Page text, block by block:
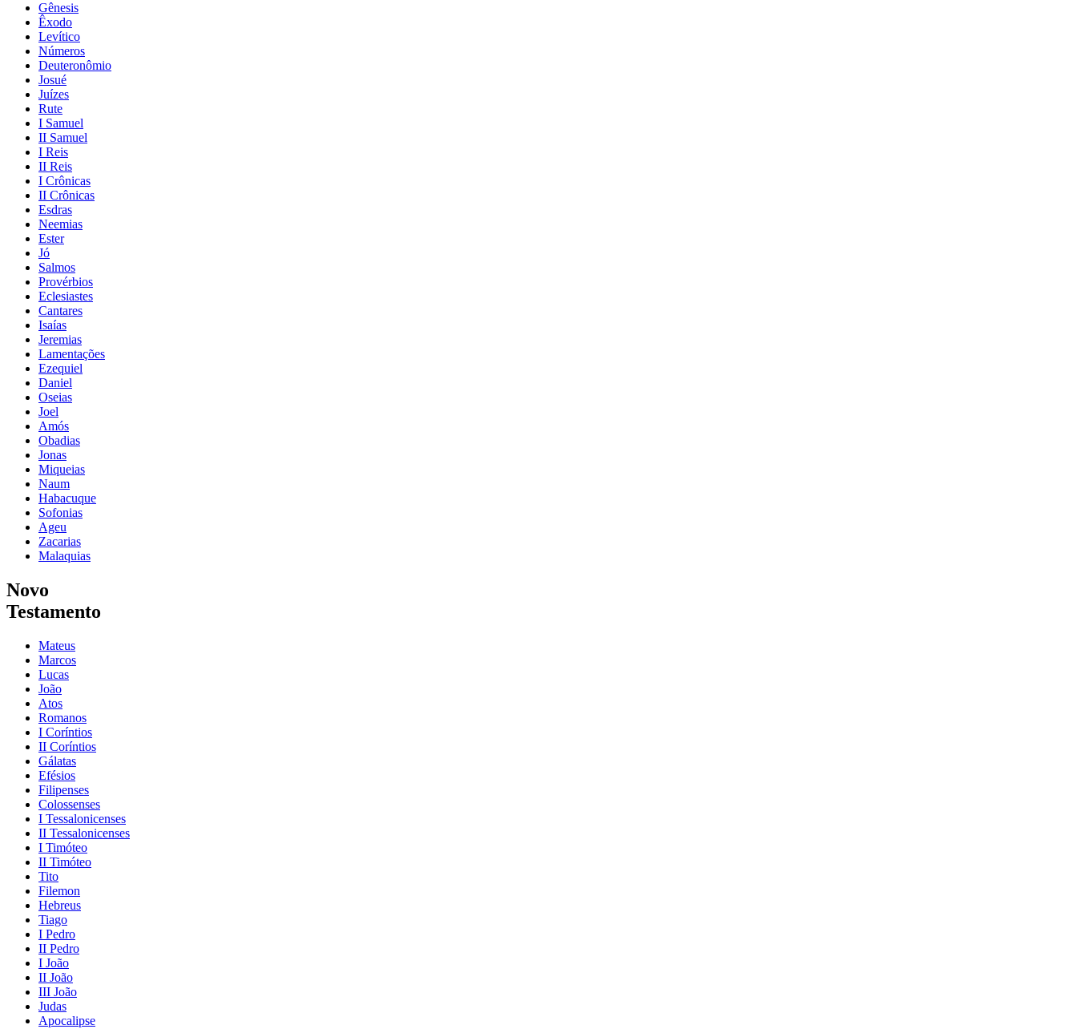
Gênesis
Êxodo
Levítico
Números
Deuteronômio
Josué
Juízes
Rute
I Samuel
II Samuel
I Reis
II Reis
I Crônicas
II Crônicas
Esdras
Neemias
Ester
Jó
Salmos
Provérbios
Eclesiastes
Cantares
Isaías
Jeremias
Lamentações
Ezequiel
Daniel
Oseias
Joel
Amós
Obadias
Jonas
Miqueias
Naum
Habacuque
Sofonias
Ageu
Zacarias
Malaquias
Novo
Testamento
Mateus
Marcos
Lucas
João
Atos
Romanos
I Coríntios
II Coríntios
Gálatas
Efésios
Filipenses
Colossenses
I Tessalonicenses
II Tessalonicenses
I Timóteo
II Timóteo
Tito
Filemon
Hebreus
Tiago
I Pedro
II Pedro
I João
II João
III João
Judas
Apocalipse